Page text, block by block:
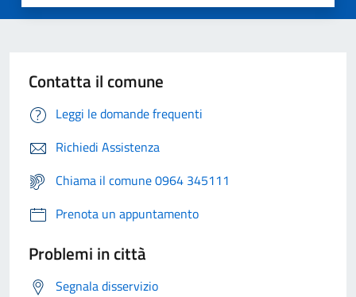
Contatta il comune
Leggi le domande frequenti
Richiedi Assistenza
Chiama il comune 0964 345111
Prenota un appuntamento
Problemi in città
Segnala disservizio